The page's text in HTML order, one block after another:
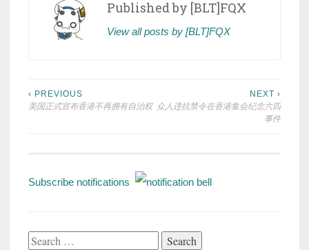
Published by [BLT]FQX
View all posts by [BLT]FQX
Post
‹ PREVIOUS
美国正式宣布香港不再拥有自治权
NEXT ›
众人违抗禁令在香港集会纪念六四
事件
Subscribe notifications
Search